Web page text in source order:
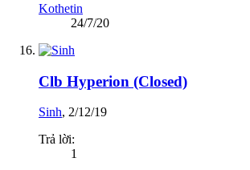
Kothetin
24/7/20
Clb Hyperion (Closed)
Sinh, 2/12/19
Trả lời:
1